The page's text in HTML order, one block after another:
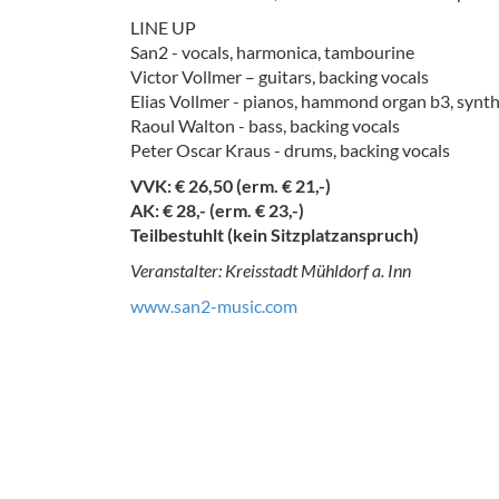
LINE UP
San2 - vocals, harmonica, tambourine
Victor Vollmer – guitars, backing vocals
Elias Vollmer - pianos, hammond organ b3,
Raoul Walton - bass, backing vocals
Peter Oscar Kraus - drums, backing vocals
VVK: € 26,50 (erm. € 21,-)
AK: € 28,- (erm. € 23,-)
Teilbestuhlt (kein Sitzplatzanspruch)
Veranstalter: Kreisstadt Mühldorf a. Inn
www.san2-music.com